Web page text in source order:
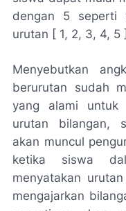
dengan 5 seperti
urutan [ 1, 2, 3, 4, 5
Menyebutkan
berurutan sudah
yang alami untuk
urutan bilangan,
akan muncul
ketika siswa
menyatakan
mengajarkan